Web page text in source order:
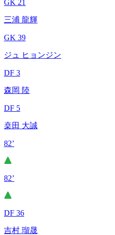
GK 21
三浦 龍輝
GK 39
ジュ ヒョンジン
DF 3
森岡 陸
DF 5
桒田 大誠
82’
82’
DF 36
吉村 瑠晟